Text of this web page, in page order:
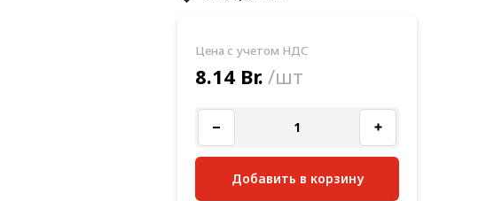
Цена с учетом НДС
8.14 Br. /шт
Добавить в корзину